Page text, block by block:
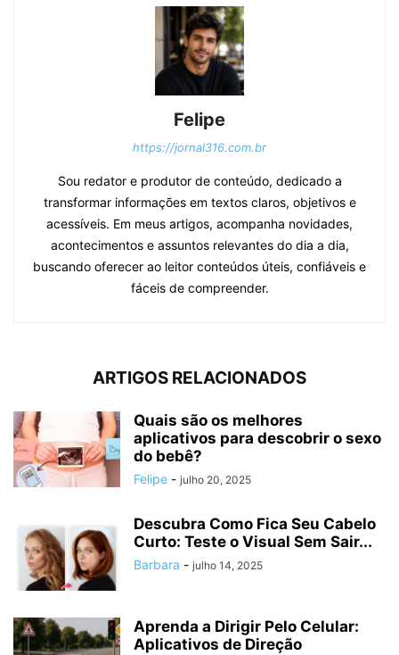
Felipe
https://jornal316.com.br
Sou redator e produtor de conteúdo, dedicado a
transformar informações em textos claros, objetivos e
acessíveis. Em meus artigos, acompanha novidades,
acontecimentos e assuntos relevantes do dia a dia,
buscando oferecer ao leitor conteúdos úteis, confiáveis e
fáceis de compreender.
ARTIGOS RELACIONADOS
Quais são os melhores
aplicativos para descobrir o sexo
do bebê?
Felipe - julho 20, 2025
Descubra Como Fica Seu Cabelo
Curto: Teste o Visual Sem Sair...
Barbara - julho 14, 2025
Aprenda a Dirigir Pelo Celular:
Aplicativos de Direção